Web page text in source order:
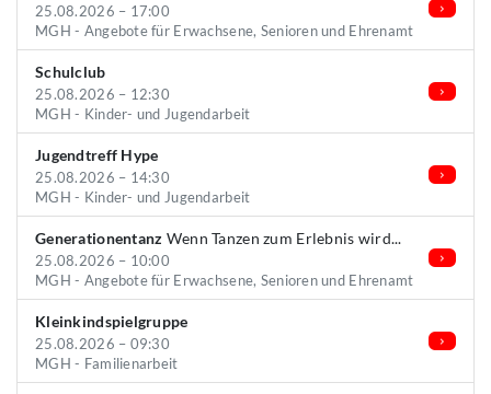
25.08.2026 – 17:00
MGH - Angebote für Erwachsene, Senioren und Ehrenamt
Schulclub
25.08.2026 – 12:30
MGH - Kinder- und Jugendarbeit
Jugendtreff Hype
25.08.2026 – 14:30
MGH - Kinder- und Jugendarbeit
Generationentanz Wenn Tanzen zum Erlebnis wird...
25.08.2026 – 10:00
MGH - Angebote für Erwachsene, Senioren und Ehrenamt
Kleinkindspielgruppe
25.08.2026 – 09:30
MGH - Familienarbeit